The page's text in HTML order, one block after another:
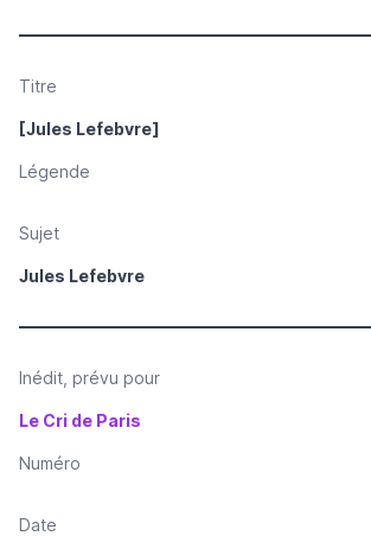
Titre
[Jules Lefebvre]
Légende
Sujet
Jules Lefebvre
Inédit, prévu pour
Le Cri de Paris
Numéro
Date